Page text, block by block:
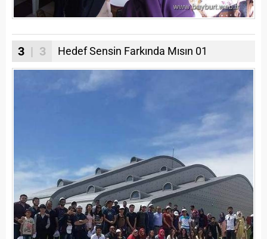
3 | 3 Hedef Sensin Farkında Mısın 01